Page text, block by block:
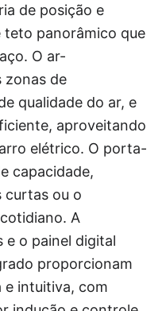
de posição e
teto panorâmico que
O ar-
zonas de
qualidade do ar, e
aproveitando
elétrico. O porta-
capacidade,
curtas ou o
A
e o painel digital
proporcionam
e intuitiva, com